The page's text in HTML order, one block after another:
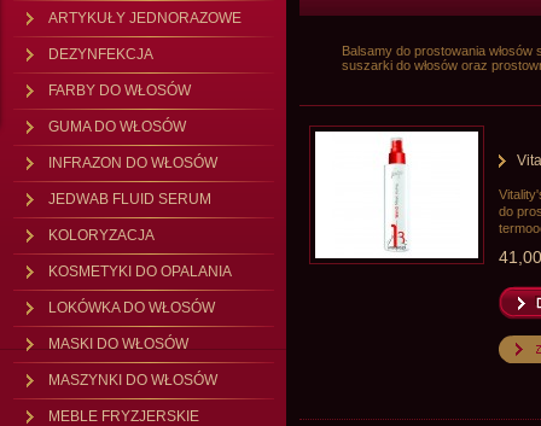
ARTYKUŁY JEDNORAZOWE
DEZYNFEKCJA
FARBY DO WŁOSÓW
GUMA DO WŁOSÓW
INFRAZON DO WŁOSÓW
JEDWAB FLUID SERUM
KOLORYZACJA
KOSMETYKI DO OPALANIA
LOKÓWKA DO WŁOSÓW
MASKI DO WŁOSÓW
MASZYNKI DO WŁOSÓW
MEBLE FRYZJERSKIE
Balsamy do prostowania
suszarki do włosów oraz
do